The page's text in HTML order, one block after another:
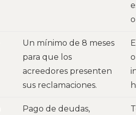
Un mínimo de 8 meses
para que los
acreedores presenten
sus reclamaciones.
Pago de deudas,